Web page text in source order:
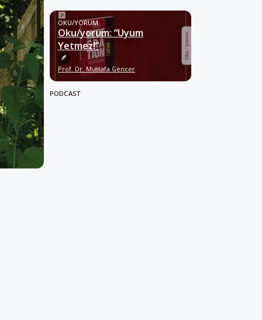
OKU/YORUM
Oku/yorum: “Uyum
Yetmez!”
Prof. Dr. Mustafa Gencer
PODCAST